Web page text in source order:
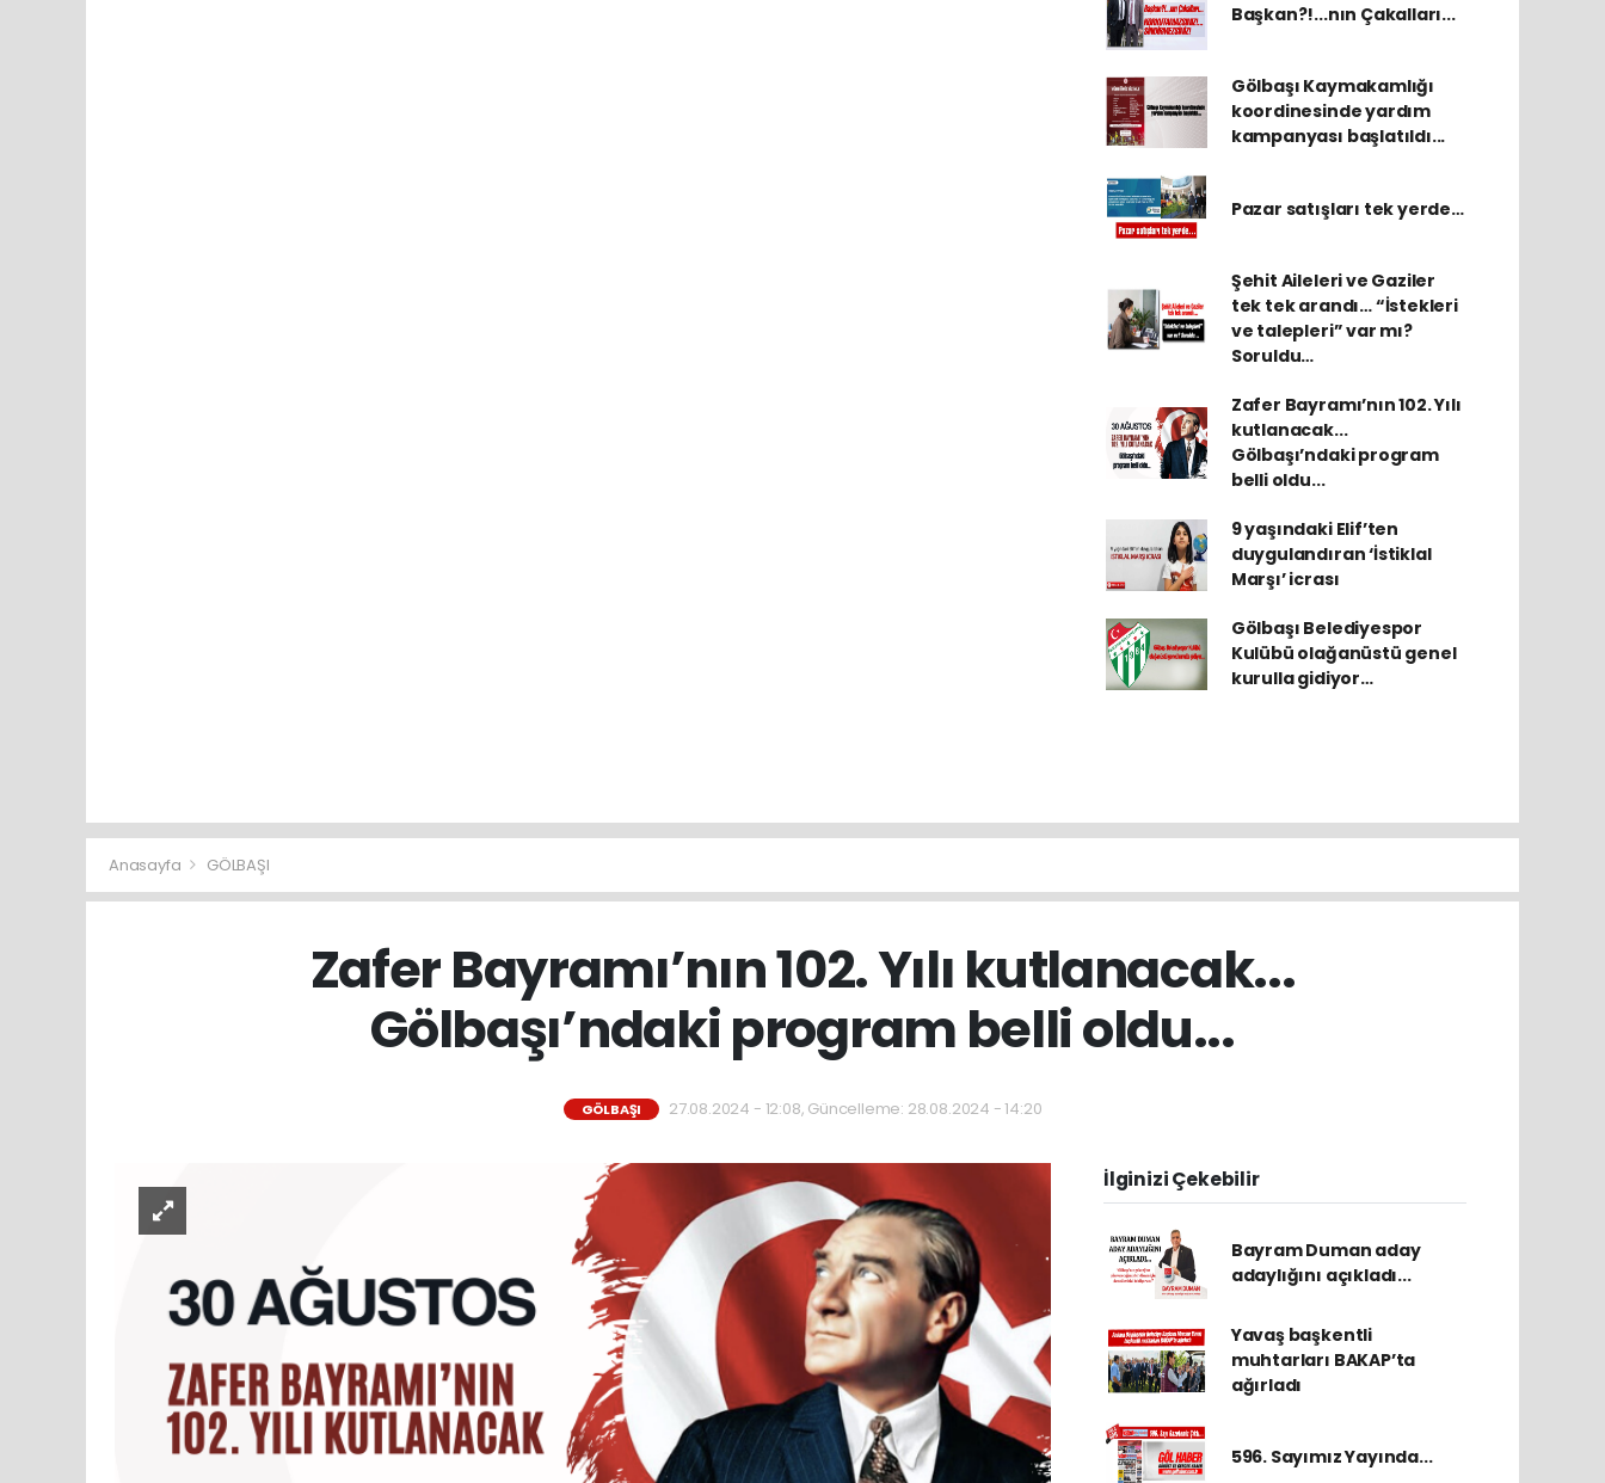
Başkan?!...nın Çakalları...
Gölbaşı Kaymakamlığı
koordinesinde yardım
kampanyası başlatıldı...
Pazar satışları tek yerde…
Şehit Aileleri ve Gaziler
tek tek arandı… “İstekleri
ve talepleri” var mı?
Soruldu…
Zafer Bayramı’nın 102. Yılı
kutlanacak...
Gölbaşı’ndaki program
belli oldu...
9 yaşındaki Elif’ten
duygulandıran ‘İstiklal
Marşı’ icrası
Gölbaşı Belediyespor
Kulübü olağanüstü genel
kurulla gidiyor…
Anasayfa GÖLBAŞI
Zafer Bayramı’nın 102. Yılı kutlanacak...
Gölbaşı’ndaki program belli oldu...
GÖLBAŞI 27.08.2024 - 12:08, Güncelleme: 28.08.2024 - 14:20
İlginizi Çekebilir
Bayram Duman aday
adaylığını açıkladı...
Yavaş başkentli
muhtarları BAKAP’ta
ağırladı
596. Sayımız Yayında...